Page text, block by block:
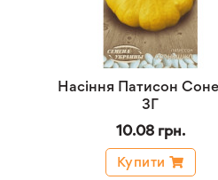
Насіння Патисон
3Г
10.08 грн.
Купити